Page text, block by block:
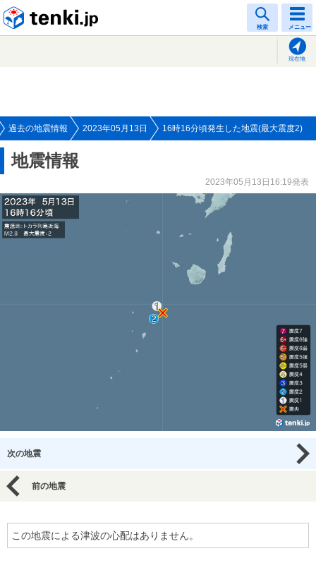
検索 メニュー
現在地
過去の地震情報 2023年05月13日 16時16分頃発生した地震(最大震度2)
地震情報
2023年05月13日16:19発表
次の地震
前の地震
この地震による津波の心配はありません。